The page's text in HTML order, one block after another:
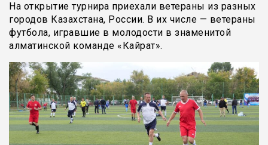
На открытие турнира приехали ветераны из разных
городов Казахстана, России. В их числе — ветераны
футбола, игравшие в молодости в знаменитой
алматинской команде «Кайрат».